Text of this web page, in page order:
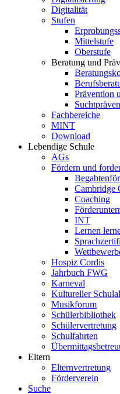
Digitalität
Stufen
Mittelstufe
Oberstufe
Beratung und
Prävention
Fachbereiche
MINT
Download
Lebendige Schule
AGs
Fördern und
Cambridge
Coaching
INT
Lernen
Hospiz Cordis
Jahrbuch FWG
Karneval
Kultureller
Musikforum
Schülerbibliothek
Schülervertretung
Schulfahrten
Eltern
Elternvertretung
Förderverein
Suche